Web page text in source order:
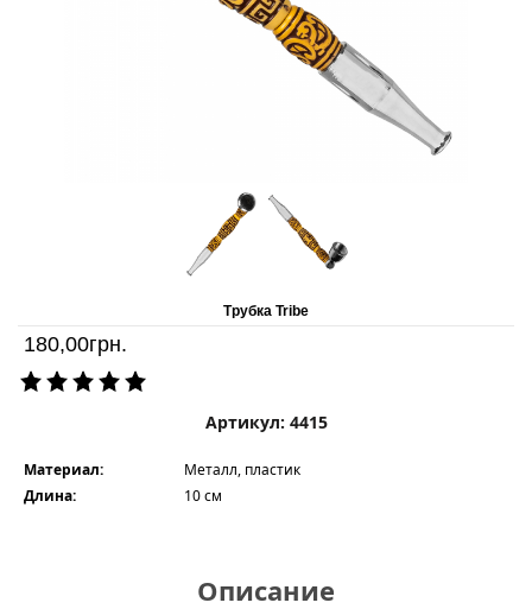
Трубка Tribe
180,00грн.
Артикул: 4415
Материал:
Металл, пластик
Длина:
10 см
Описание